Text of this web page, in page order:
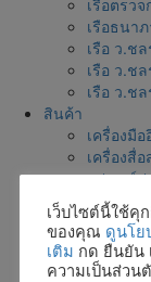
เรือตรว
เรือธนา
เรือ ว.ช
เรือ ว.ช
เรือ ว.ช
สินค้า
เครื่องมื
เครื่องสื่
อุปกรณ์ป
อุปกรณ์ค
อุปกรณ์ป
เครื่องจั
เว็บไซต์นี้ใช้คุ
ของคุณ ดูนโย
เติม กด ยืนยัน
ความเป็นส่วน